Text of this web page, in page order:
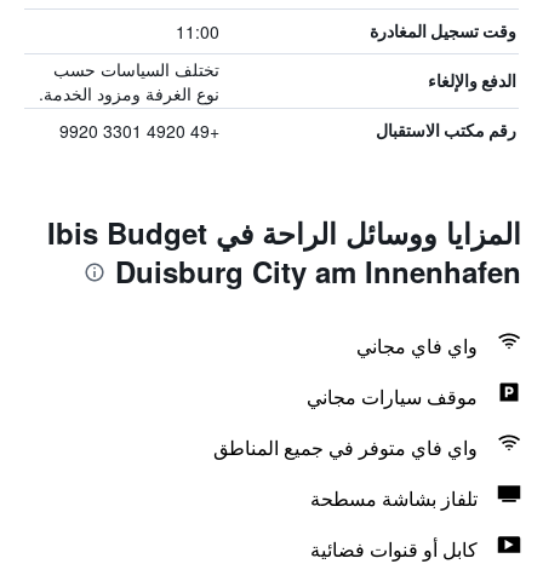
وقت تسجيل المغادرة 11:00
الدفع والإلغاء
تختلف السياسات حسب
نوع الغرفة ومزود الخدمة.
رقم مكتب الاستقبال +49 4920 3301 9920
المزايا ووسائل الراحة في Ibis Budget
Duisburg City am Innenhafen
واي فاي مجاني
موقف سيارات مجاني
واي فاي متوفر في جميع المناطق
تلفاز بشاشة مسطحة
كابل أو قنوات فضائية